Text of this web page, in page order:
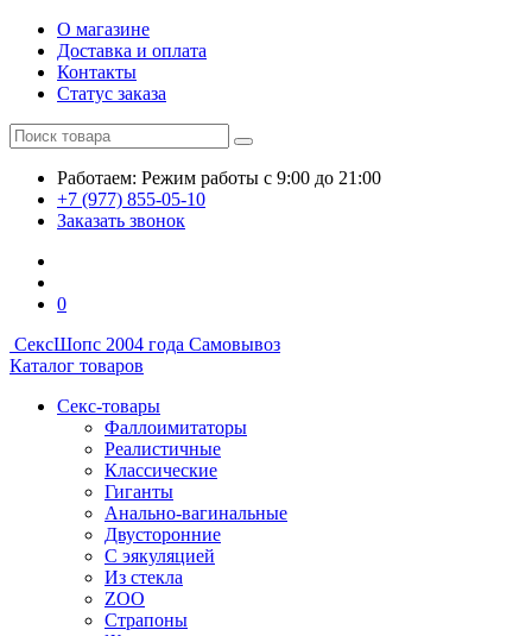
О магазине
Доставка и оплата
Контакты
Статус заказа
Работаем: Режим работы с 9:00 до 21:00
+7 (977) 855-05-10
Заказать звонок
0
СексШопс 2004 года Самовывоз
Каталог товаров
Секс-товары
Фаллоимитаторы
Реалистичные
Классические
Гиганты
Анально-вагинальные
Двусторонние
С эякуляцией
Из стекла
ZOO
Страпоны